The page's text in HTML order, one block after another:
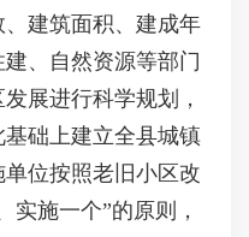
建筑面积、建成年
、自然资源等部门
展进行科学规划，
础上建立全县城镇
位按照老旧小区改
实施一个”的原则，